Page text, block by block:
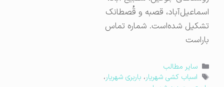
اسماعیل‌آباد، قصبه و قُصطانک
تشکیل شده‌است. شماره تماس
باراست
دسته‌ها
سایر مطالب
برچسب‌ها
اسباب کشی شهریار،باربری شهریار،